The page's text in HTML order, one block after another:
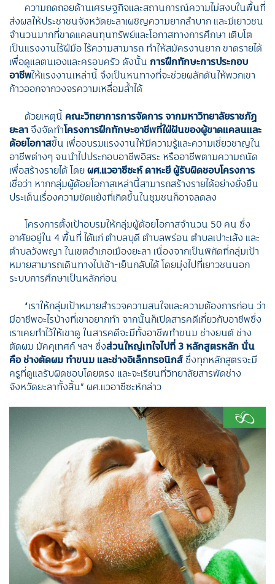
ความถดถอยด้านเศรษฐกิจและสถานการณ์ความไม่สงบในพื้นที่
ส่งผลให้ประชาชนจังหวัดยะลาเผชิญความยากลำบาก และมีเยาวชน
จำนวนมากที่ขาดแคลนทุนทรัพย์และโอกาสทางการศึกษา เติบโต
เป็นแรงงานไร้ฝีมือ ไร้ความสามารถ ทำให้สมัครงานยาก ขาดรายได้
เพื่อดูแลตนเองและครอบครัว ดังนั้น การฝึกทักษะการประกอบ
อาชีพให้แรงงานเหล่านี้ จึงเป็นหนทางที่จะช่วยผลักดันให้พวกเขา
ก้าวออกจากวงจรความเหลื่อมล้ำได้
ด้วยเหตุนี้ คณะวิทยาการการจัดการ จากมหาวิทยาลัยราชภัฏ
ยะลา จึงจัดทำโครงการฝึกทักษะอาชีพที่ใฝ่ฝันของผู้ขาดแคลนและ
ด้อยโอกาสขึ้น เพื่ออบรมแรงงานให้มีความรู้และความเชี่ยวชาญใน
อาชีพต่างๆ จนนำไปประกอบอาชีพอิสระ หรืออาชีพตามความถนัด
เพื่อสร้างรายได้ โดยผศ.แวอาซีซะห์ ดาหะยี ผู้รับผิดชอบโครงการ
เชื่อว่า หากกลุ่มผู้ด้อยโอกาสเหล่านี้สามารถสร้างรายได้อย่างยั่งยืน
ประเด็นเรื่องความขัดแย้งที่เกิดขึ้นในชุมชนก็อาจลดลง
โครงการตั้งเป้าอบรมให้กลุ่มผู้ด้อยโอกาสจำนวน 50 คน ซึ่ง
อาศัยอยู่ใน 4 พื้นที่ ได้แก่ ตำบลบุดี ตำบลพร่อน ตำบลเปาะเส้ง และ
ตำบลวังพญา ในเขตอำเภอเมืองยะลา เนื่องจากเป็นพิกัดที่กลุ่มเป้า
หมายสามารถเดินทางไปเช้า-เย็นกลับได้ โดยมุ่งไปที่เยาวชนนอก
ระบบการศึกษาเป็นหลักก่อน
“เราให้กลุ่มเป้าหมายสำรวจความสนใจและความต้องการก่อน ว่า
มีอาชีพอะไรบ้างที่เขาอยากทำ จากนั้นก็เปิดสารคดีเกี่ยวกับอาชีพซึ่ง
เราเคยทำไว้ให้เขาดู ในสารคดีจะมีทั้งอาชีพทำขนม ช่างยนต์ ช่าง
ตัดผม มัคคุเทศก์ ฯลฯ ซึ่งส่วนใหญ่เทใจไปที่ 3 หลักสูตรหลัก นั่น
คือ ช่างตัดผม ทำขนม และช่างอิเล็กทรอนิกส์ซึ่งทุกหลักสูตรจะมี
ครูที่ดูแลรับผิดชอบโดยตรง และจะเรียนที่วิทยาลัยสารพัดช่าง
จังหวัดยะลาทั้งสิ้น” ผศ.แวอาซีซะห์กล่าว